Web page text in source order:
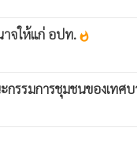
าจให้แก่ อปท. whatshot
กรรมการชุมชนของเท